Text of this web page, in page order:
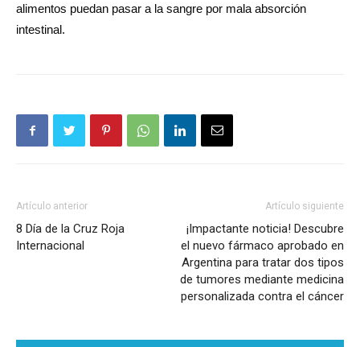
alimentos puedan pasar a la sangre por mala absorción
intestinal.
Artículo anterior
8 Día de la Cruz Roja
Internacional
Artículo siguiente
¡Impactante noticia! Descubre
el nuevo fármaco aprobado en
Argentina para tratar dos tipos
de tumores mediante medicina
personalizada contra el cáncer